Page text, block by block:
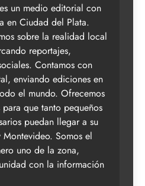
es un medio editorial con
en Ciudad del Plata.
sobre la realidad local
reportajes,
Contamos con
enviando ediciones en
el mundo. Ofrecemos
que tanto pequeños
puedan llegar a su
Somos el
uno de la zona,
con la información